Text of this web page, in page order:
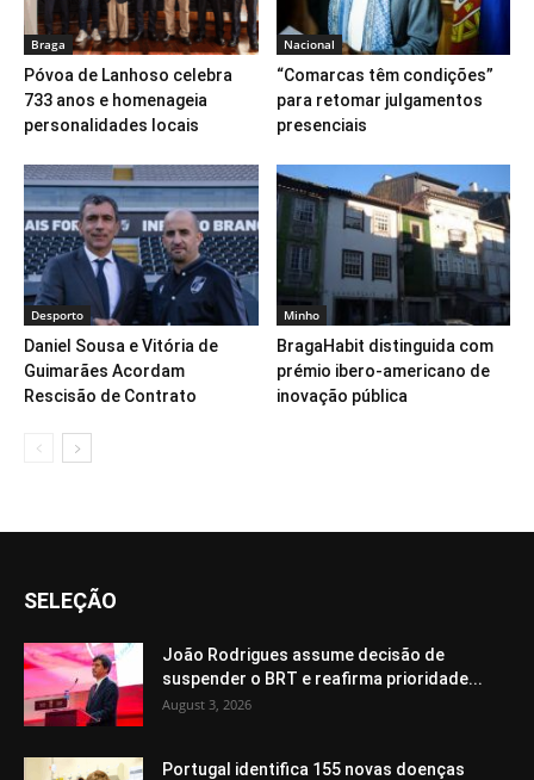
Braga
Póvoa de Lanhoso celebra
733 anos e homenageia
personalidades locais
Nacional
“Comarcas têm condições”
para retomar julgamentos
presenciais
Desporto
Daniel Sousa e Vitória de
Guimarães Acordam
Rescisão de Contrato
Minho
BragaHabit distinguida com
prémio ibero-americano de
inovação pública
SELEÇÃO
João Rodrigues assume decisão de
suspender o BRT e reafirma prioridade...
August 3, 2026
Portugal identifica 155 novas doenças